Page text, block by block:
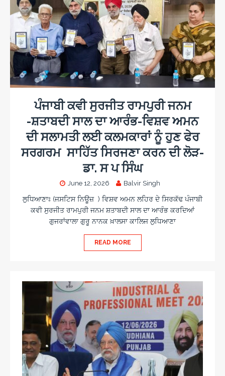
ਪੰਜਾਬੀ ਕਵੀ ਸੁਰਜੀਤ ਰਾਮਪੁਰੀ ਜਨਮ
-ਸ਼ਤਾਬਦੀ ਸਾਲ ਦਾ ਆਰੰਭ-ਵਿਸ਼ਵ ਅਮਨ
ਦੀ ਸਲਾਮਤੀ ਲਈ ਕਲਮਕਾਰਾਂ ਨੂੰ ਹੁਣ ਫੇਰ
ਸਰਗਰਮ ਸਾਹਿੱਤ ਸਿਰਜਣਾ ਕਰਨ ਦੀ ਲੋੜ-
ਡਾ. ਸ ਪ ਸਿੰਘ
June 12, 2026 Balvir Singh
ਲੁਧਿਆਣਾਃ (ਜਸਟਿਸ ਨਿਊਜ਼ ) ਵਿਸ਼ਵ ਅਮਨ ਲਹਿਰ ਦੇ ਸਿਰਕੱਢ ਪੰਜਾਬੀ
ਕਵੀ ਸੁਰਜੀਤ ਰਾਮਪੁਰੀ ਜਨਮ ਸ਼ਤਾਬਦੀ ਸਾਲ ਦਾ ਆਰੰਭ ਕਰਦਿਆਂ
ਗੁਜਰਾਂਵਾਲਾ ਗੁਰੂ ਨਾਨਕ ਖ਼ਾਲਸਾ ਕਾਲਿਜ ਲੁਧਿਆਣਾ
READ MORE